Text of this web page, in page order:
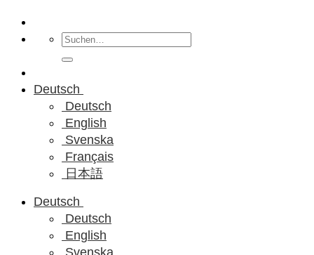
Suchen
nach:
Deutsch
Deutsch
English
Svenska
Français
日本語
Deutsch
Deutsch
English
Svenska